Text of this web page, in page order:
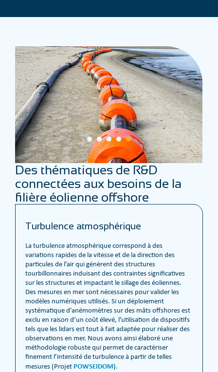
Des thématiques de R&D
connectées aux besoins de la
filière éolienne offshore
Turbulence atmosphérique
La turbulence atmosphérique correspond à des
variations rapides de la vitesse et de la direction des
particules de l'air qui génèrent des structures
tourbillonnaires induisant des contraintes significatives
sur les structures et impactant le sillage des éoliennes.
Des mesures en mer sont nécessaires pour valider les
modèles numériques utilisés. Si un déploiement
systématique d'anémomètres sur des mâts offshores est
exclu en raison d’un coût élevé, l'utilisation de dispositifs
tels que les lidars est tout à fait adaptée pour réaliser des
observations en mer. Nous avons ainsi élaboré une
méthodologie robuste qui permet de caractériser
finement l’intensité de turbulence à partir de telles
mesures (Projet POWSEIDOM).